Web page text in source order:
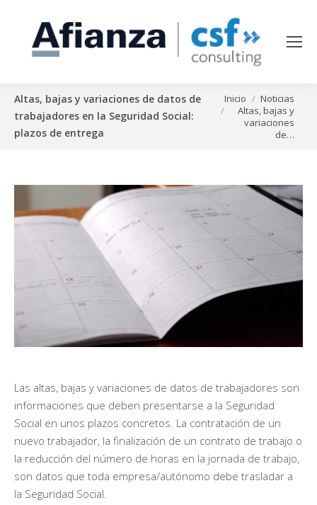
Altas, bajas y variaciones de datos de
trabajadores en la Seguridad Social:
plazos de entrega
Estás aquí:
Inicio
Noticias
Altas, bajas y
variaciones
de…
Las altas, bajas y variaciones de datos de trabajadores son
informaciones que deben presentarse a la Seguridad
Social en unos plazos concretos. La contratación de un
nuevo trabajador, la finalización de un contrato de trabajo o
la reducción del número de horas en la jornada de trabajo,
son datos que toda empresa/autónomo debe trasladar a
la Seguridad Social.